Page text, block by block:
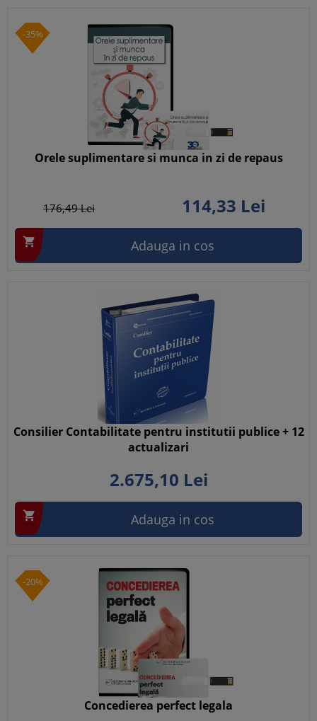
-35%
Orele suplimentare si munca in zi de repaus
176,49Lei 114,33 Lei
 Adauga in cos
Consilier Contabilitate pentru institutii publice + 12
actualizari
2.675,10 Lei
 Adauga in cos
-20%
Concedierea perfect legala